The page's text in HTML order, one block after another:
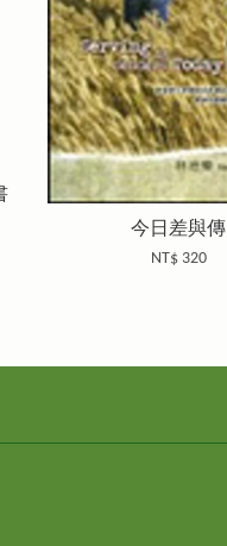
今日差與傳
NT$ 320